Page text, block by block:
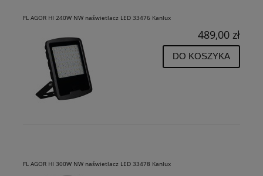
FL AGOR HI 240W NW naświetlacz LED 33476 Kanlux
489,00 zł
DO KOSZYKA
FL AGOR HI 300W NW naświetlacz LED 33478 Kanlux